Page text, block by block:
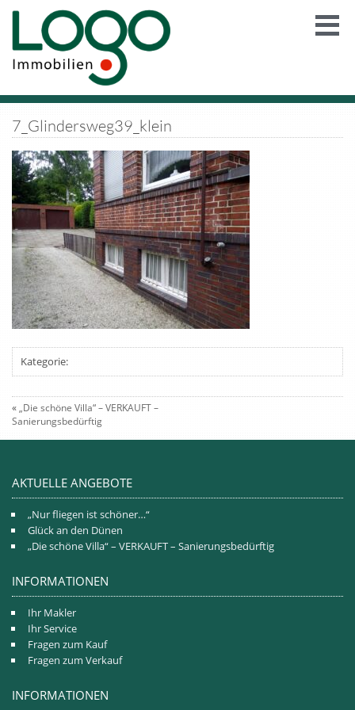
7_Glindersweg39_klein
Kategorie:
«„Die schöne Villa“ – VERKAUFT –
Sanierungsbedürftig
AKTUELLE ANGEBOTE
„Nur fliegen ist schöner…“
Glück an den Dünen
„Die schöne Villa“ – VERKAUFT – Sanierungsbedürftig
INFORMATIONEN
Ihr Makler
Ihr Service
Fragen zum Kauf
Fragen zum Verkauf
INFORMATIONEN